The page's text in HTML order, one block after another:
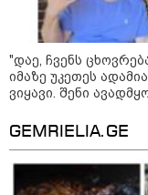
"დაე, ჩვენს ცხოვრებაში
იმაზე უკეთეს
ვიყავი. შენი
GEMRIELIA.GE